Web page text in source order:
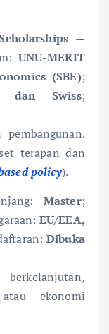
—
UNU-MERIT
(SBE);
dan Swiss;
terapan dan
policy).
Master;
EU/EEA,
Dibuka
ekonomi